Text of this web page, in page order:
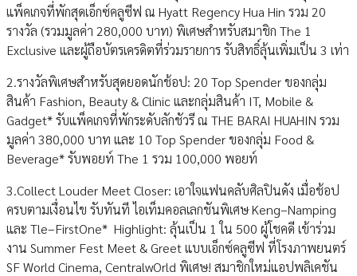
แพ็คเกจที่พักสุดเอ็กซ์คลูซีฟ ณ Hyatt Regency Hua Hin รวม 20
รางวัล (รวมมูลค่า 280,000 บาท) พิเศษสำหรับสมาชิก The 1
Exclusive และผู้ถือบัตรเครดิตที่ร่วมรายการ รับสิทธิ์ลุ้นเพิ่มเป็น 3 เท่า
2.รางวัลพิเศษสำหรับสุดยอดนักช้อป: 20 Top Spender ของกลุ่ม
สินค้า Fashion, Beauty & Clinic และกลุ่มสินค้า IT, Mobile &
Gadget* รับแพ็คเกจที่พักระดับลักชัวรี ณ THE BARAI HUAHIN รวม
มูลค่า 380,000 บาท และ 10 Top Spender ของกลุ่ม Food &
Beverage* รับพอยท์ The 1 รวม 100,000 พอยท์
3.Collect Louder Meet Closer: เอาใจแฟนคลับศิลปินดัง เมื่อช้อป
ครบตามเงื่อนไข รับทันที ไอเท็มคอลเลกชันพิเศษ Keng–Namping
และ Tle–FirstOne* Highlight: ลุ้นเป็น 1 ใน 500 ผู้โชคดี เข้าร่วม
งาน Summer Fest Meet & Greet แบบเอ็กซ์คลูซีฟ ที่โรงภาพยนตร์
SF World Cinema, CentralwOrld พิเศษ! สมาชิกใหม่แอปพลิเคชัน